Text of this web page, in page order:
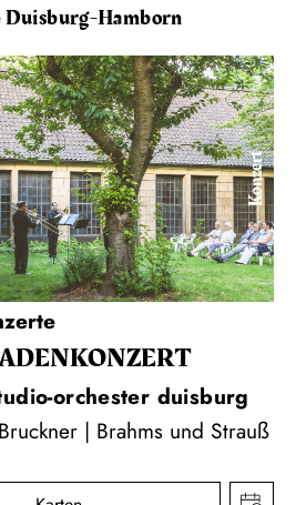
Hamborn
Konzert
orchester duisburg
| Brahms und Strauß